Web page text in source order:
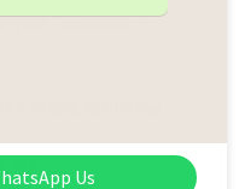
"Москва –
Мэра Москвы
Us